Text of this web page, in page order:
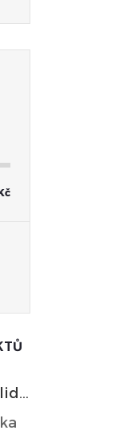
8000S Li-ion elektrický invalidní vozík